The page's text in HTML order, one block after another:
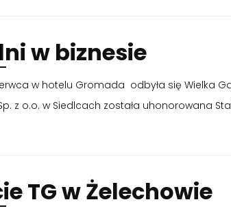
w biznesie
w hotelu Gromada odbyła się Wielka
Sp. z o.o. w Siedlcach została uhonorowana
TG w Żelechowie